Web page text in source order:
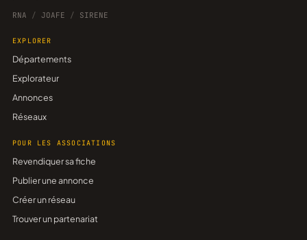
RNA / JOAFE / SIRENE
EXPLORER
Départements
Explorateur
Annonces
Réseaux
POUR LES ASSOCIATIONS
Revendiquer sa fiche
Publier une annonce
Créer un réseau
Trouver un partenariat